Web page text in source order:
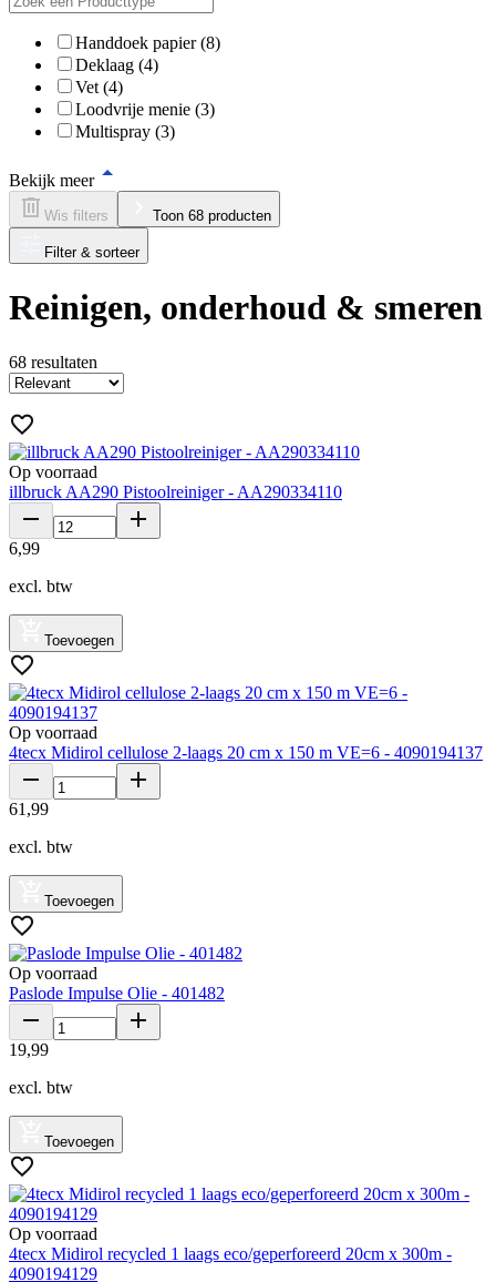
Handdoek papier (8)
Deklaag (4)
Vet (4)
Loodvrije menie (3)
Multispray (3)
Bekijk meer
Wis filters Toon 68 producten
Filter & sorteer
Reinigen, onderhoud & smeren
68 resultaten
Op voorraad
illbruck AA290 Pistoolreiniger - AA290334110
6,99
excl. btw
Toevoegen
Op voorraad
4tecx Midirol cellulose 2-laags 20 cm x 150 m VE=6 - 4090194137
61 ,99
excl. btw
Toevoegen
Op voorraad
Paslode Impulse Olie - 401482
19,99
excl. btw
Toevoegen
Op voorraad
4tecx Midirol recycled 1 laags eco/geperforeerd 20cm x 300m -
4090194129